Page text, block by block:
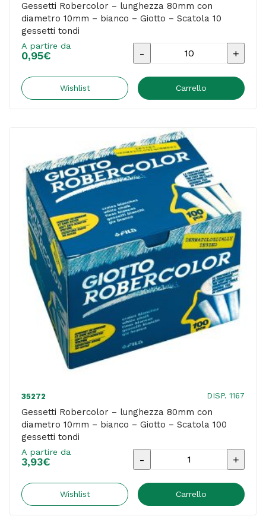
Gessetti Robercolor – lunghezza 80mm con
diametro 10mm – bianco – Giotto – Scatola 10
gessetti tondi
A partire da
0,95€
Gessetti
-
con
diametro
10mm
bianco
-
Giotto
-
Scatola
10
gessetti
tondi
quantità
Wishlist Carrello
35272 DISP. 1167
Gessetti Robercolor – lunghezza 80mm con
diametro 10mm – bianco – Giotto – Scatola 100
gessetti tondi
A partire da
3,93€
Gessetti
-
Wishlist Carrello